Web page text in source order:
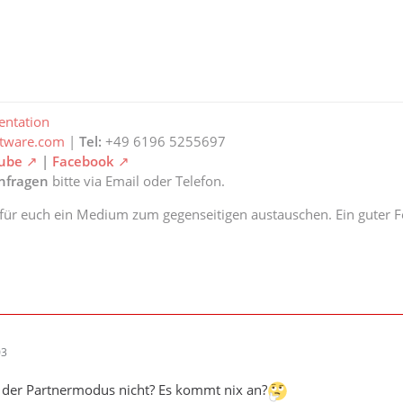
| Tel: +49 6196 5255697
| Facebook
bitte via Email oder Telefon.
euch ein Medium zum gegenseitigen austauschen. Ein guter
Partnermodus nicht? Es kommt nix an?